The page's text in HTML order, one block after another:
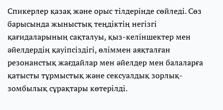
Спикерлер қазақ және орыс тілдерінде сөйледі. Сөз
барысында жыныстық теңдіктің негізгі
қағидаларының сақталуы, қыз-келіншектер мен
әйелдердің қауіпсіздігі, өліммен аяқталған
резонанстық жағдайлар мен әйелдер мен балаларға
қатысты тұрмыстық және сексуалдық зорлық-
зомбылық сұрақтары көтерілді.